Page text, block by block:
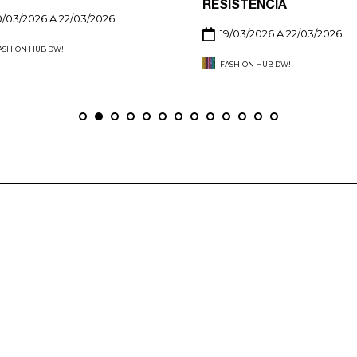
03/2026 A 22/03/2026
HUB DW!
RESISTÊNCIA
19/03/2026 A 22/03/2026
FASHION HUB DW!